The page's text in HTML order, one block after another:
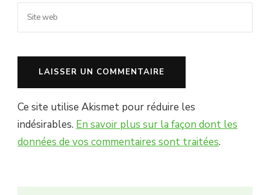
Ce site utilise Akismet pour réduire les
indésirables. En savoir plus sur la façon dont les
données de vos commentaires sont traitées.